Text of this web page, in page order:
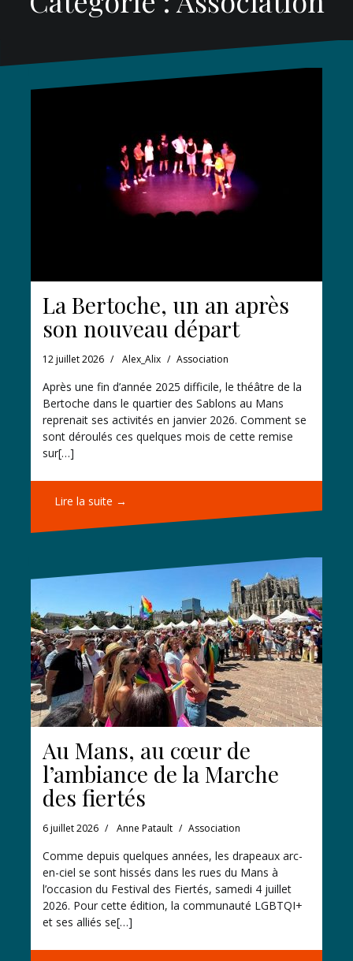
La Bertoche, un an après
son nouveau départ
12 juillet 2026 Alex_Alix Association
Après une fin d’année 2025 difficile, le théâtre de la
Bertoche dans le quartier des Sablons au Mans
reprenait ses activités en janvier 2026. Comment se
sont déroulés ces quelques mois de cette remise
sur[…]
Lire la suite →
Au Mans, au cœur de
l’ambiance de la Marche
des fiertés
6 juillet 2026 Anne Patault Association
Comme depuis quelques années, les drapeaux arc-
en-ciel se sont hissés dans les rues du Mans à
l’occasion du Festival des Fiertés, samedi 4 juillet
2026. Pour cette édition, la communauté LGBTQI+
et ses alliés se[…]